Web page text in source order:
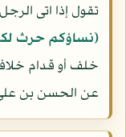
تقول إذا اتى
(نساؤكم حرث
خلف أو قدام
عن الحسن بن علي